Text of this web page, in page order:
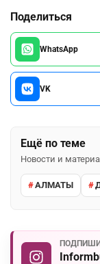
Поделиться
WhatsApp
VK
Ещё по теме
Новости и
АЛМАТЫ